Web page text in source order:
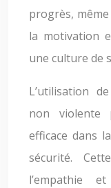
progrès,
la motivation
une culture de
L’utilisation
non violente
efficace dans
sécurité.
l’empathie